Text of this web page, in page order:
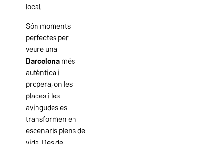
local.
Són moments
perfectes per
veure una
Barcelona més
autèntica i
propera, on les
places i les
avingudes es
transformen en
escenaris plens de
vida. Des de